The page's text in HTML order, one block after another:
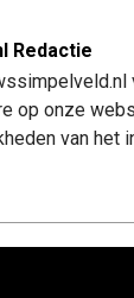
Redactie
op onze
van het